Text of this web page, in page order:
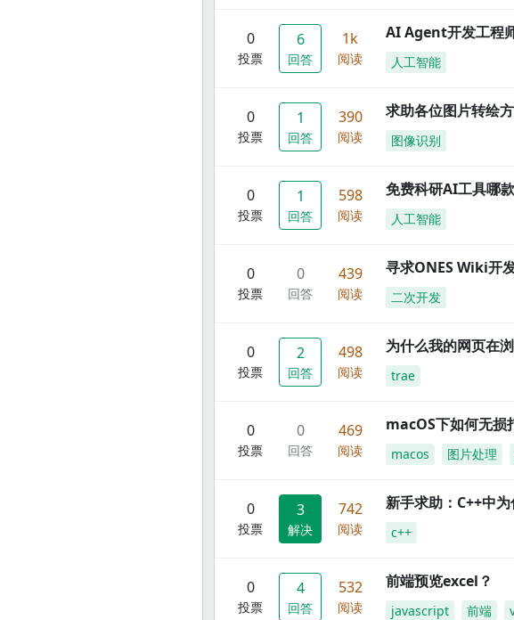
0
投票
6
回答
1k
阅读
AI Agent开发工程
人工智能
0
投票
1
回答
390
阅读
求助各位图片转绘
图像识别
0
投票
1
回答
598
阅读
免费科研AI工具哪
人工智能
0
投票
0
回答
439
阅读
寻求ONES Wiki开
二次开发
0
投票
2
回答
498
阅读
为什么我的网页在
trae
0
投票
0
回答
469
阅读
macOS下如何无损
macos 图片处理
0
投票
3
解决
742
阅读
新手求助：C++中
c++
0
投票
4
回答
532
阅读
前端预览excel？
javascript 前端